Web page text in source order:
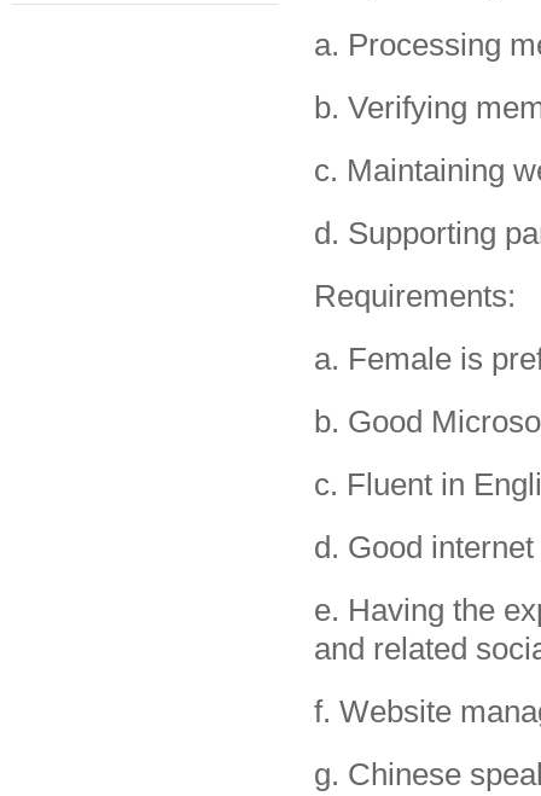
a. Processing
b. Verifying
c. Maintaining
d. Supporting
Requirements:
a. Female is
b. Good
c. Fluent in
d. Good
e. Having the
and related
f. Website
g. Chinese